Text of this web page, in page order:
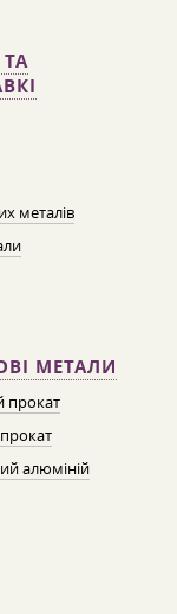
ТА
металів
МЕТАЛИ
прокат
алюміній